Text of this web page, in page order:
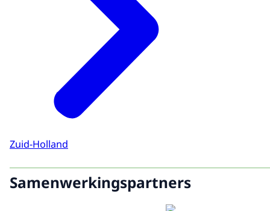
Zuid-Holland
Samenwerkingspartners